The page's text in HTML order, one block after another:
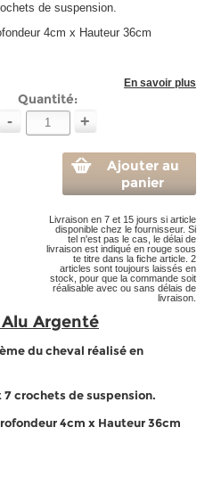
de suspension.
4cm x Hauteur 36cm
En savoir plus
Quantité:
- +
Ajouter au
panier
Livraison en 7 et 15 jours si article
disponible chez le fournisseur. Si
tel n'est pas le cas, le délai de
livraison est indiqué en rouge sous
te titre dans la fiche article. 2
articles sont toujours laissés en
stock, pour que la commande soit
réalisable avec ou sans délais de
livraison.
Argenté
du cheval réalisé en
crochets de suspension.
4cm x Hauteur 36cm